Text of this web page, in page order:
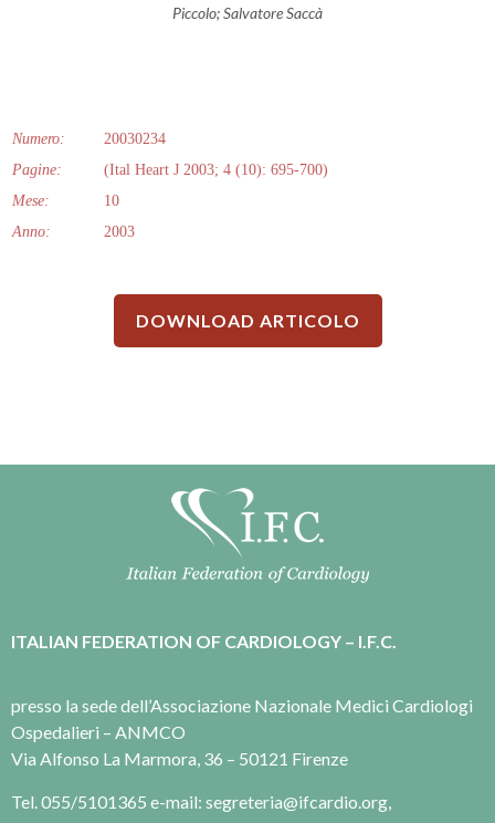
Piccolo; Salvatore Saccà
Numero:
20030234
Pagine:
(Ital Heart J 2003; 4 (10): 695-700)
Mese:
10
Anno:
2003
DOWNLOAD ARTICOLO
ITALIAN FEDERATION OF CARDIOLOGY – I.F.C.
presso la sede dell’Associazione Nazionale Medici Cardiologi
Ospedalieri – ANMCO
Via Alfonso La Marmora, 36 – 50121 Firenze
Tel. 055/5101365 e-mail: segreteria@ifcardio.org,